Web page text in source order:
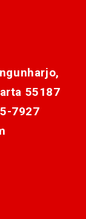
55187
7927